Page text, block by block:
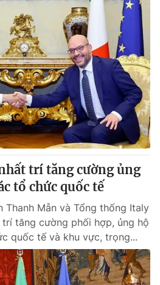
trí tăng cường ủng
tổ chức quốc tế
Thanh Mẫn và Tổng thống Italy
tăng cường phối hợp, ủng hộ
quốc tế và khu vực, trọng...